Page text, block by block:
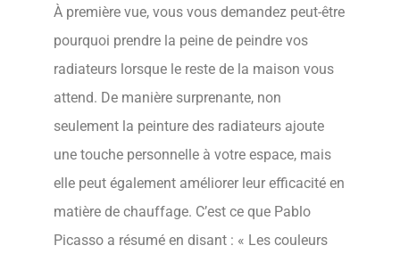
À première vue, vous vous demandez peut-être
pourquoi prendre la peine de peindre vos
radiateurs lorsque le reste de la maison vous
attend. De manière surprenante, non
seulement la peinture des radiateurs ajoute
une touche personnelle à votre espace, mais
elle peut également améliorer leur efficacité en
matière de chauffage. C’est ce que Pablo
Picasso a résumé en disant : « Les couleurs